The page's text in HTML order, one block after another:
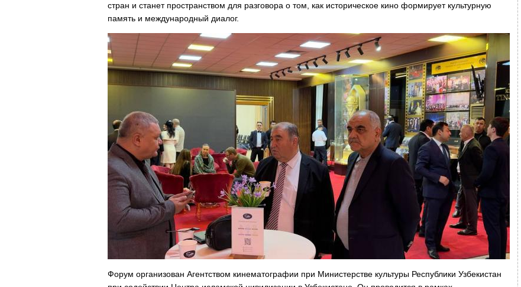
стран и станет пространством для разговора о том, как историческое кино формирует культурную
память и международный диалог.
Форум организован Агентством кинематографии при Министерстве культуры Республики Узбекистан